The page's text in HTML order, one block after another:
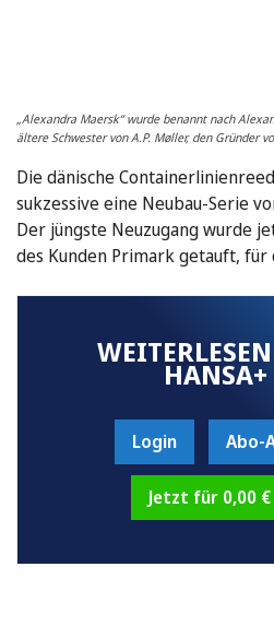
„Alexandra Maersk“ wurde benannt nach
ältere Schwester von A.P. Møller, den Gründer
Die dänische
sukzessive eine Neubau-Serie
Der jüngste Neuzugang wurde
des Kunden Primark getauft, für
HANSA+
Login Abo-
Jetzt für 0,00